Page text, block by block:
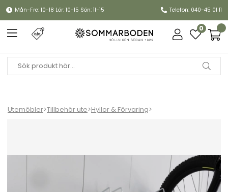
Mån-Fre: 10-18 Lör: 10-15 Sön: 11-15 Telefon: 040-45 01 11
0
Utemöbler>Tillbehör ute>Hyllor & Förvaring>